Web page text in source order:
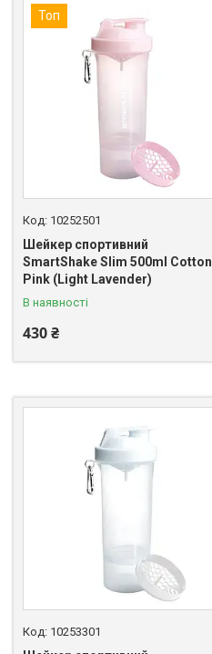
Топ
10252501
Шейкер спортивний
SmartShake Slim 500ml Cotton
Pink (Light Lavender)
В наявності
430 ₴
10253301